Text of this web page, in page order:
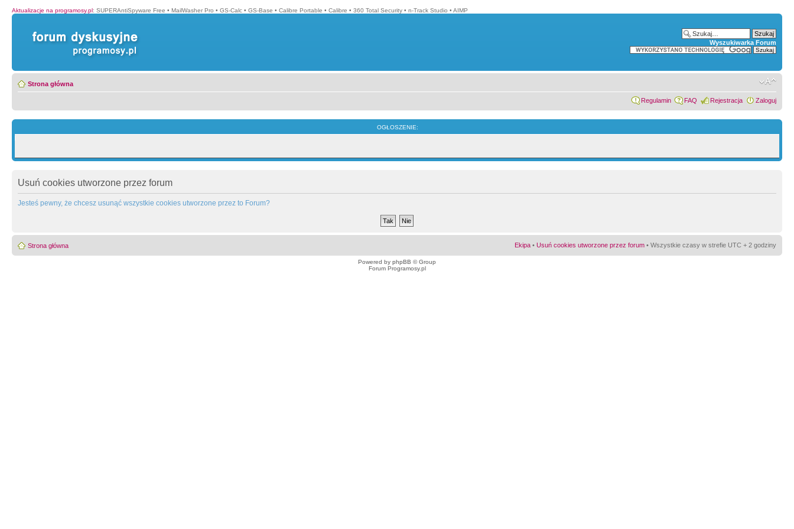
Aktualizacje na programosy.pl: SUPERAntiSpyware Free • MailWasher Pro • GS-Calc • GS-Base • Calibre Portable • Calibre • 360 Total Security • n-Track Studio • AIMP
Wyszukiwarka Forum
Strona główna
Regulamin FAQ Rejestracja Zaloguj
OGŁOSZENIE:
Usuń cookies utworzone przez forum
Jesteś pewny, że chcesz usunąć wszystkie cookies utworzone przez to Forum?
Strona główna Ekipa • Usuń cookies utworzone przez forum • Wszystkie czasy w strefie UTC + 2 godziny
Powered by phpBB © Group
Forum Programosy.pl